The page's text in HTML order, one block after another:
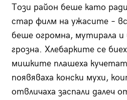
Този район беше като
стар филм на ужасите –
беше огромна, мутирала и
грозна. Хлебарките се
мишките плашеха
появяваха конски мухи,
отвличаха заспали далеч